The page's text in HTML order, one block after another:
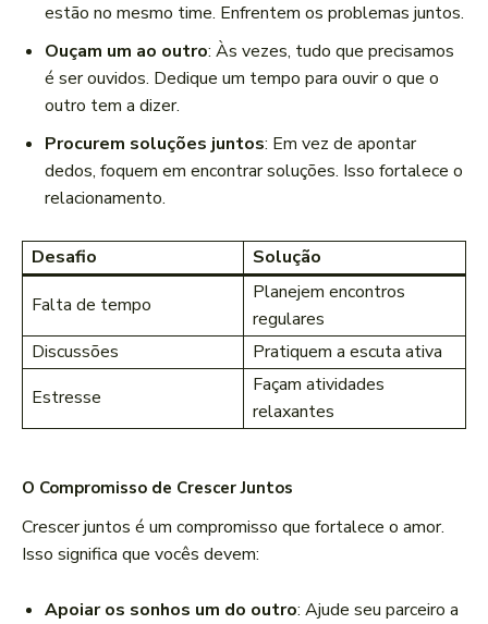
estão no mesmo time. Enfrentem os problemas juntos.
Ouçam um ao outro: Às vezes, tudo que precisamos
é ser ouvidos. Dedique um tempo para ouvir o que o
outro tem a dizer.
Procurem soluções juntos: Em vez de apontar
dedos, foquem em encontrar soluções. Isso fortalece o
relacionamento.
Desafio
Solução
Falta de tempo
Planejem encontros
regulares
Discussões
Pratiquem a escuta ativa
Estresse
Façam atividades
relaxantes
O Compromisso de Crescer Juntos
Crescer juntos é um compromisso que fortalece o amor.
Isso significa que vocês devem:
Apoiar os sonhos um do outro: Ajude seu parceiro a